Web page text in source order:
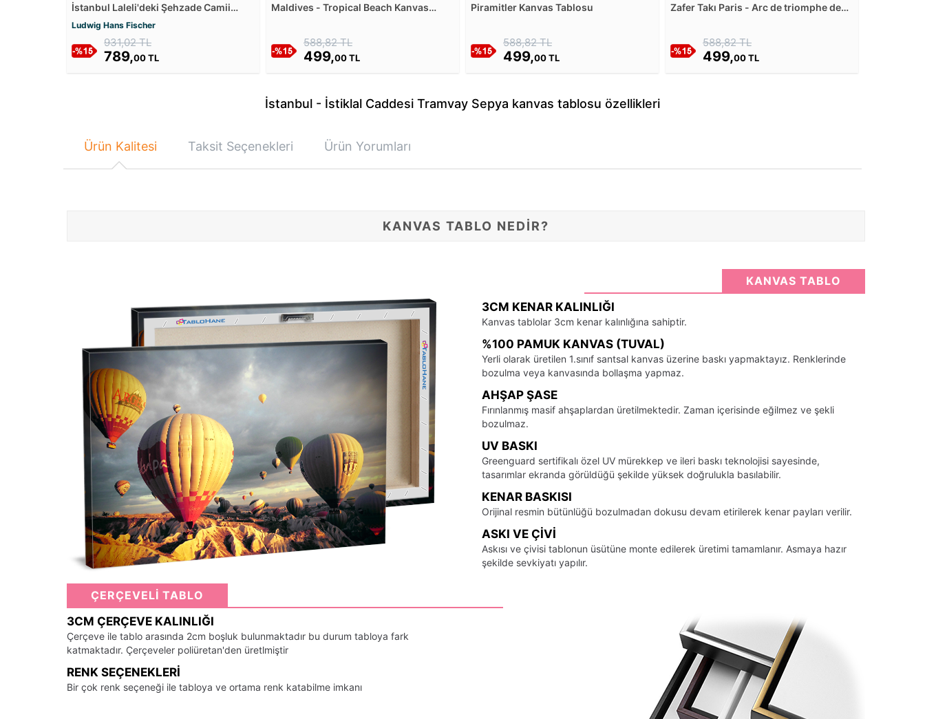
İstanbul Laleli'deki Şehzade Camii
Kanvas Tablosu
Ludwig Hans Fischer
931,02 TL
789,00 TL
Maldives - Tropical Beach Kanvas
588,82 TL
499,00 TL
Piramitler Kanvas Tablosu
588,82 TL
499,00 TL
Zafer Takı Paris - Arc de triomphe de
588,82 TL
499,00 TL
İstanbul - İstiklal Caddesi Tramvay Sepya kanvas tablosu özellikleri
Ürün Kalitesi Taksit Seçenekleri Ürün Yorumları
KANVAS TABLO NEDİR?
KANVAS TABLO
3CM KENAR KALINLIĞI
Kanvas tablolar 3cm kenar kalınlığına sahiptir.
%100 PAMUK KANVAS (TUVAL)
Yerli olarak üretilen 1.sınıf santsal kanvas üzerine baskı yapmaktayız. Renklerinde
bozulma veya kanvasında bollaşma yapmaz.
AHŞAP ŞASE
Fırınlanmış masif ahşaplardan üretilmektedir. Zaman içerisinde eğilmez ve şekli
bozulmaz.
UV BASKI
Greenguard sertifikalı özel UV mürekkep ve ileri baskı teknolojisi sayesinde,
tasarımlar ekranda görüldüğü şekilde yüksek doğrulukla basılabilir.
KENAR BASKISI
Orijinal resmin bütünlüğü bozulmadan dokusu devam etirilerek kenar payları verilir.
ASKI VE ÇIVI
Askısı ve çivisi tablonun üsütüne monte edilerek üretimi tamamlanır. Asmaya hazır
şekilde sevkiyatı yapılır.
ÇERÇEVELİ TABLO
3CM ÇERÇEVE KALINLIĞI
Çerçeve ile tablo arasında 2cm boşluk bulunmaktadır bu durum tabloya fark
katmaktadır. Çerçeveler poliüretan'den üretlmiştir
RENK SEÇENEKLERI
Bir çok renk seçeneği ile tabloya ve ortama renk katabilme imkanı